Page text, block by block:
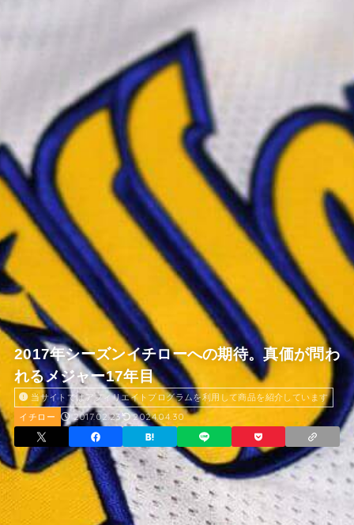
2017年シーズンイチローへの期待。真価が問わ
れるメジャー17年目
当サイトではアフィリエイトプログラムを利用して商品を紹介しています
イチロー 2017.02.23 2024.04.30